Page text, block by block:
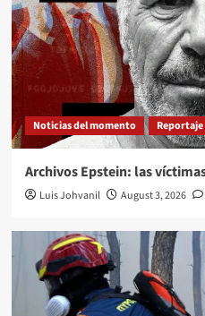
Noticias del momento Reportaje
Archivos Epstein: las
Luis Johvanil August 3, 2026